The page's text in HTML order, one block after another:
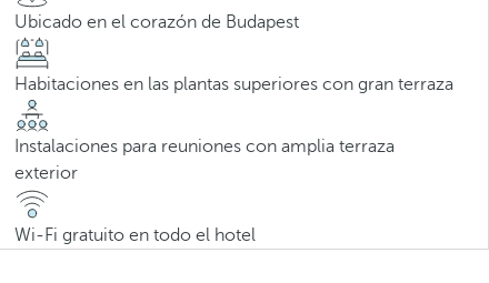
Ubicado en el corazón de Budapest
Habitaciones en las plantas superiores con gran terraza
Instalaciones para reuniones con amplia terraza
exterior
Wi-Fi gratuito en todo el hotel